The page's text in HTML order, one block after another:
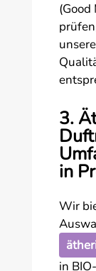
3.
in
Wir
in